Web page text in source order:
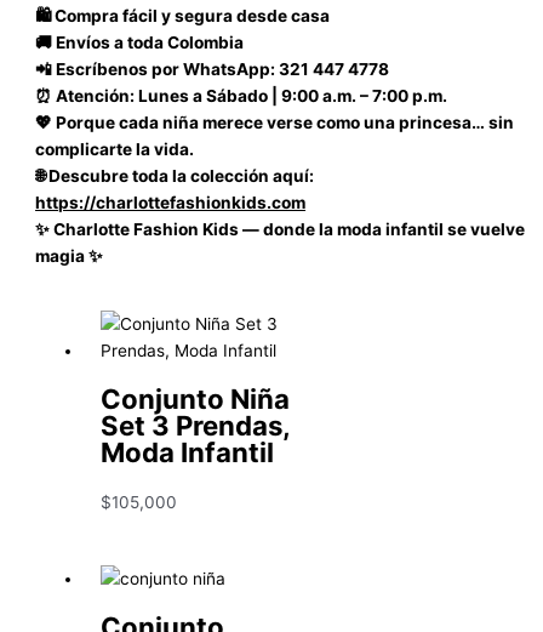
🛍️ Compra fácil y segura desde casa
🚚 Envíos a toda Colombia
📲 Escríbenos por WhatsApp: 321 447 4778
⏰ Atención: Lunes a Sábado | 9:00 a.m. – 7:00 p.m.
💖 Porque cada niña merece verse como una princesa… sin
complicarte la vida.
🌐 Descubre toda la colección aquí:
https://charlottefashionkids.com
✨ Charlotte Fashion Kids — donde la moda infantil se vuelve
magia ✨
Conjunto Niña
Set 3 Prendas,
Moda Infantil
$105,000